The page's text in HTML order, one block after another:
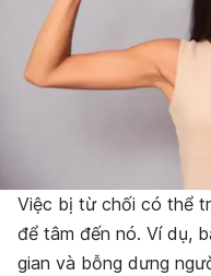
Việc bị từ chối có thể
để tâm đến nó. Ví dụ,
gian và bỗng dưng